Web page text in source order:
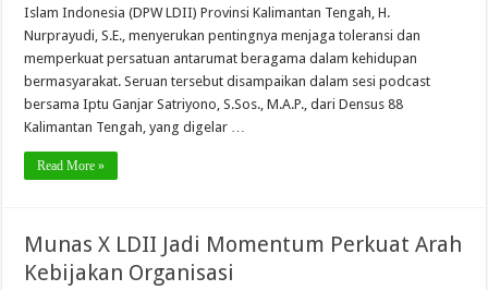
Islam Indonesia (DPW LDII) Provinsi Kalimantan Tengah, H.
Nurprayudi, S.E., menyerukan pentingnya menjaga toleransi dan
memperkuat persatuan antarumat beragama dalam kehidupan
bermasyarakat. Seruan tersebut disampaikan dalam sesi podcast
bersama Iptu Ganjar Satriyono, S.Sos., M.A.P., dari Densus 88
Kalimantan Tengah, yang digelar …
Read More »
Munas X LDII Jadi Momentum Perkuat Arah
Kebijakan Organisasi